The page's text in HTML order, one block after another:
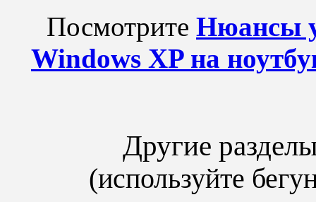
Посмотрите Нюансы
Windows XP на
Другие
(используйте